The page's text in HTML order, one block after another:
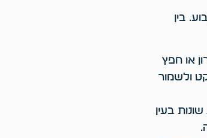
בין
או חפץ
ולשמור
בעין